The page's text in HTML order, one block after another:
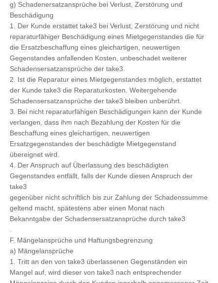
g) Schadenersatzansprüche bei Verlust, Zerstörung und
Beschädigung
1. Der Kunde erstattet take3 bei Verlust, Zerstörung und nicht
reparaturfähiger Beschädigung eines Mietgegenstandes die für
die Ersatzbeschaffung eines gleichartigen, neuwertigen
Gegenstandes anfallenden Kosten, unbeschadet weiterer
Schadensersatzansprüche der take3.
2. Ist die Reparatur eines Mietgegenstandes möglich, erstattet
der Kunde take3 die Reparaturkosten. Weitergehende
Schadensersatzansprüche der take3 bleiben unberührt.
3. Bei nicht reparaturfähigen Beschädigungen kann der Kunde
verlangen, dass ihm nach Bezahlung der Kosten für die
Beschaffung eines gleichartigen, neuwertigen
Ersatzgegenstandes der beschädigte Mietgegenstand
übereignet wird.
4. Der Anspruch auf Überlassung des beschädigten
Gegenstandes entfällt, falls der Kunde diesen Anspruch der
take3
gegenüber nicht schriftlich bis zur Zahlung der Schadenssumme
geltend macht, spätestens aber einen Monat nach
Bekanntgabe der Schadensersatzansprüche durch take3
F. Mängelansprüche und Haftungsbegrenzung
a) Mängelansprüche
1. Tritt an den von take3 überlassenen Gegenständen ein
Mangel auf, wird dieser von take3 nach entsprechender